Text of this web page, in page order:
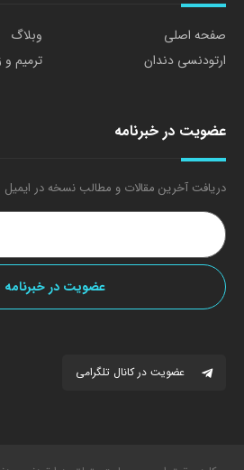
صفحه اصلی
وبلاگ
ارتودنسی دندان
ترمیم و
عضویت در خبرنامه
دریافت آخرین مقالات و مطالب نسخه در ایمیل
عضویت در کانال تلگرامی